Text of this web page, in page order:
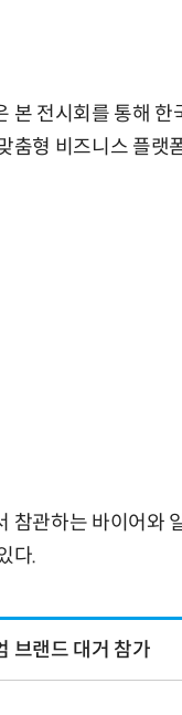
본 전시회를 통해
춤형 비즈니스 플랫
참관하는 바이어와
다.
브랜드 대거 참가